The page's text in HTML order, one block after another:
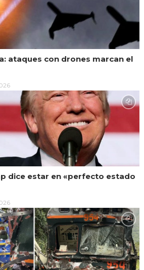
ataques con drones marcan el
dice estar en «perfecto estado